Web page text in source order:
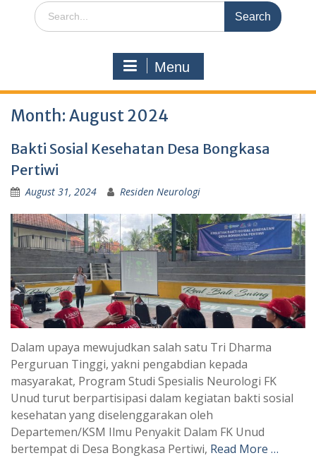
Search
for:
Menu
Month: August 2024
Bakti Sosial Kesehatan Desa Bongkasa
Pertiwi
August 31, 2024 Residen Neurologi
Dalam upaya mewujudkan salah satu Tri Dharma
Perguruan Tinggi, yakni pengabdian kepada
masyarakat, Program Studi Spesialis Neurologi FK
Unud turut berpartisipasi dalam kegiatan bakti sosial
kesehatan yang diselenggarakan oleh
Departemen/KSM Ilmu Penyakit Dalam FK Unud
bertempat di Desa Bongkasa Pertiwi, Read More …